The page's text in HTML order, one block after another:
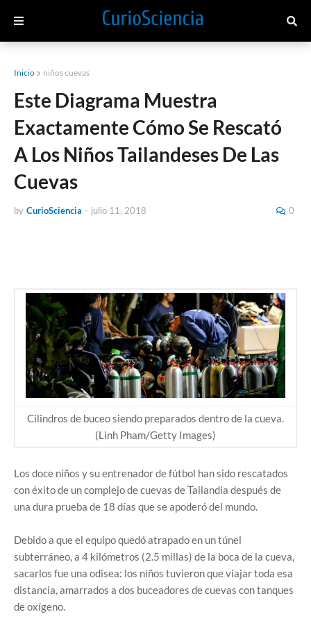
Inicio niños cuevas
Este Diagrama Muestra
Exactamente Cómo Se Rescató
A Los Niños Tailandeses De Las
Cuevas
by CurioSciencia - julio 11, 2018 0
Cilindros de buceo siendo preparados dentro de la cueva.
(Linh Pham/Getty Images)
Los doce niños y su entrenador de fútbol han sido rescatados
con éxito de un complejo de cuevas de Tailandia después de
una dura prueba de 18 días que se apoderó del mundo.
Debido a que el equipo quedó atrapado en un túnel
subterráneo, a 4 kilómetros (2.5 millas) de la boca de la cueva,
sacarlos fue una odisea: los niños tuvieron que viajar toda esa
distancia, amarrados a dos buceadores de cuevas con tanques
de oxígeno.